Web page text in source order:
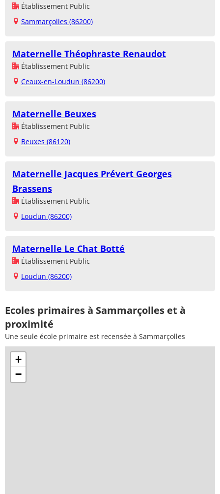
Établissement Public
Sammarçolles (86200)
Maternelle Théophraste Renaudot
Établissement Public
Ceaux-en-Loudun (86200)
Maternelle Beuxes
Établissement Public
Beuxes (86120)
Maternelle Jacques Prévert Georges
Brassens
Établissement Public
Loudun (86200)
Maternelle Le Chat Botté
Établissement Public
Loudun (86200)
Ecoles primaires à Sammarçolles et à
proximité
Une seule école primaire est recensée à Sammarçolles
+
−